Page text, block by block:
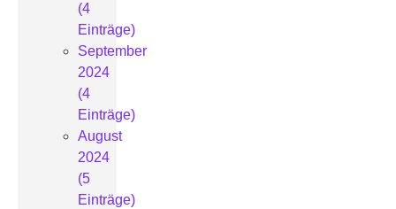
(4
Einträge)
September
2024
(4
Einträge)
August
2024
(5
Einträge)